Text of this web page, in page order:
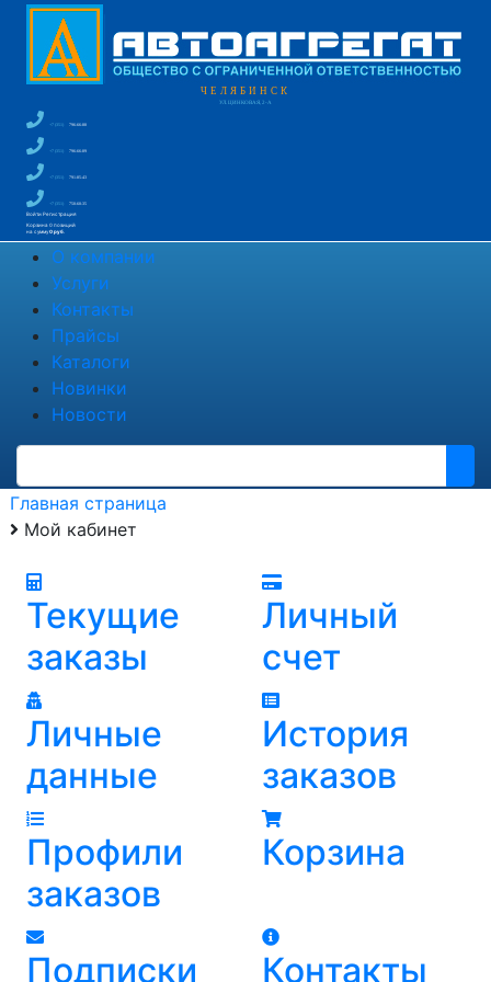
ЧЕЛЯБИНСК
УЛ. ЦИНКОВАЯ, 2-А
+7 (351) 796-66-88
+7 (351) 796-66-89
+7 (351) 791-85-43
+7 (351)
750-60-35
Войти Регистрация
Корзина0 позиций
на сумму0 руб.
О компании
Услуги
Контакты
Прайсы
Каталоги
Новинки
Новости
Главная страница
Мой кабинет
Текущие
заказы
Личный
счет
Личные
данные
История
заказов
Профили
заказов
Корзина
Подписки Контакты